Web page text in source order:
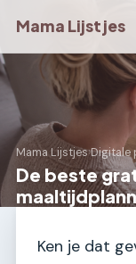
Mama Lijstjes
Mama Lijstjes›Digitale
De beste
Ken je dat